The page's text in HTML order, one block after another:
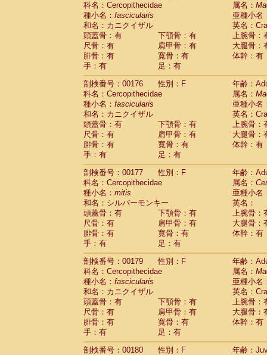
科名：Cercopithecidae
属名：
種小名： fascicularis
亜種小名
和名：カニクイザル
英名：
頭蓋骨：有
下顎骨：有
上腕骨：
尺骨：有
肩甲骨：有
大腿骨：
腓骨：有
寛骨：有
体幹：有
手：有
足：有
剖検番号：00176
性別：F
年齢：
科名：Cercopithecidae
属名：
種小名： fascicularis
亜種小名
和名：カニクイザル
英名：
頭蓋骨：有
下顎骨：有
上腕骨：
尺骨：有
肩甲骨：有
大腿骨：
腓骨：有
寛骨：有
体幹：有
手：有
足：有
剖検番号：00177
性別：F
年齢：
科名：Cercopithecidae
属名：
種小名： mitis
亜種小名
和名：シルバーモンキー
英名：
頭蓋骨：有
下顎骨：有
上腕骨：
尺骨：有
肩甲骨：有
大腿骨：
腓骨：有
寛骨：有
体幹：有
手：有
足：有
剖検番号：00179
性別：F
年齢：
科名：Cercopithecidae
属名：
種小名： fascicularis
亜種小名
和名：カニクイザル
英名：
頭蓋骨：有
下顎骨：有
上腕骨：
尺骨：有
肩甲骨：有
大腿骨：
腓骨：有
寛骨：有
体幹：有
手：有
足：有
剖検番号：00180
性別：F
年齢：